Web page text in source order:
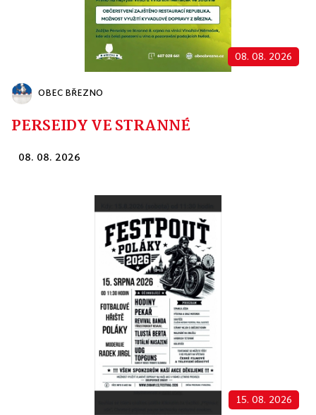
08. 08. 2026
OBEC BŘEZNO
PERSEIDY VE STRANNÉ
08. 08. 2026
15. 08. 2026